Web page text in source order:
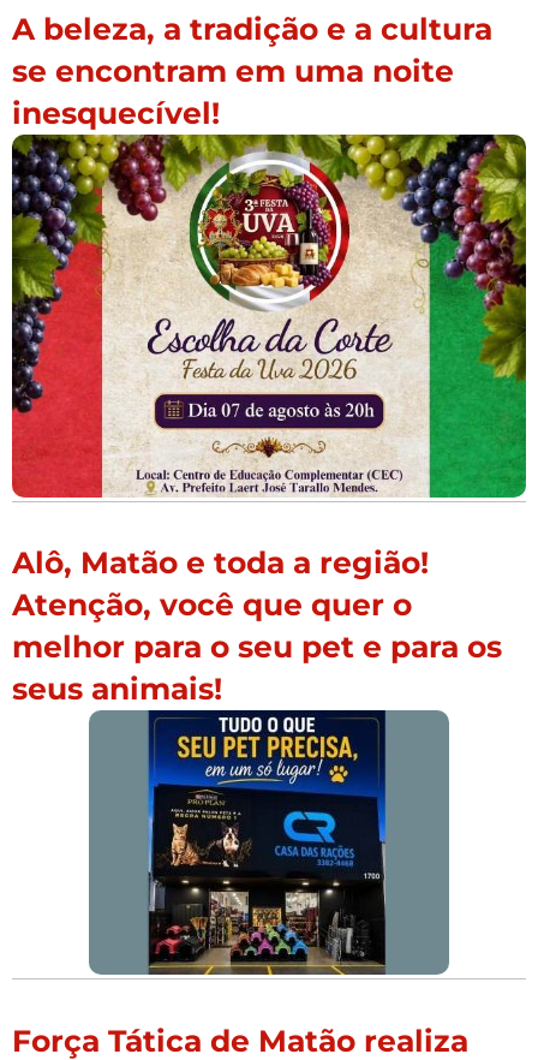
A beleza, a tradição e a cultura
se encontram em uma noite
inesquecível!
Alô, Matão e toda a região!
Atenção, você que quer o
melhor para o seu pet e para os
seus animais!
Força Tática de Matão realiza